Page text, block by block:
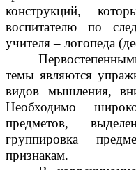
конструкций,
воспитателю по
учителя – логопеда
темы являются
видов мышления,
Необходимо
предметов,
группировка
признакам.